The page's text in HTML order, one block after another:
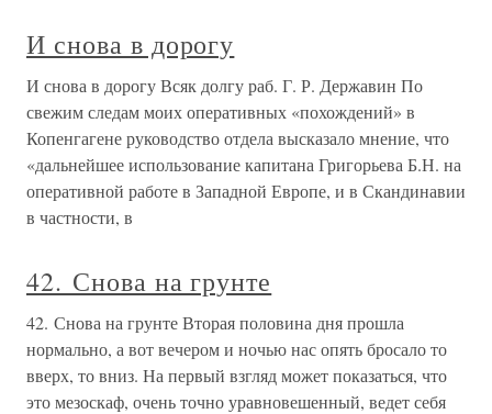
И снова в дорогу
И снова в дорогу Всяк долгу раб. Г. Р. Державин По
свежим следам моих оперативных «похождений» в
Копенгагене руководство отдела высказало мнение, что
«дальнейшее использование капитана Григорьева Б.Н. на
оперативной работе в Западной Европе, и в Скандинавии
в частности, в
42. Снова на грунте
42. Снова на грунте Вторая половина дня прошла
нормально, а вот вечером и ночью нас опять бросало то
вверх, то вниз. На первый взгляд может показаться, что
это мезоскаф, очень точно уравновешенный, ведет себя